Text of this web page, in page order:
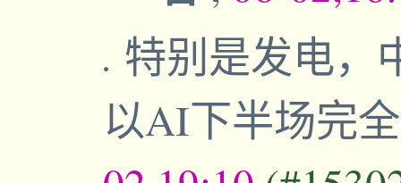
特别是发电，
以AI下半场完